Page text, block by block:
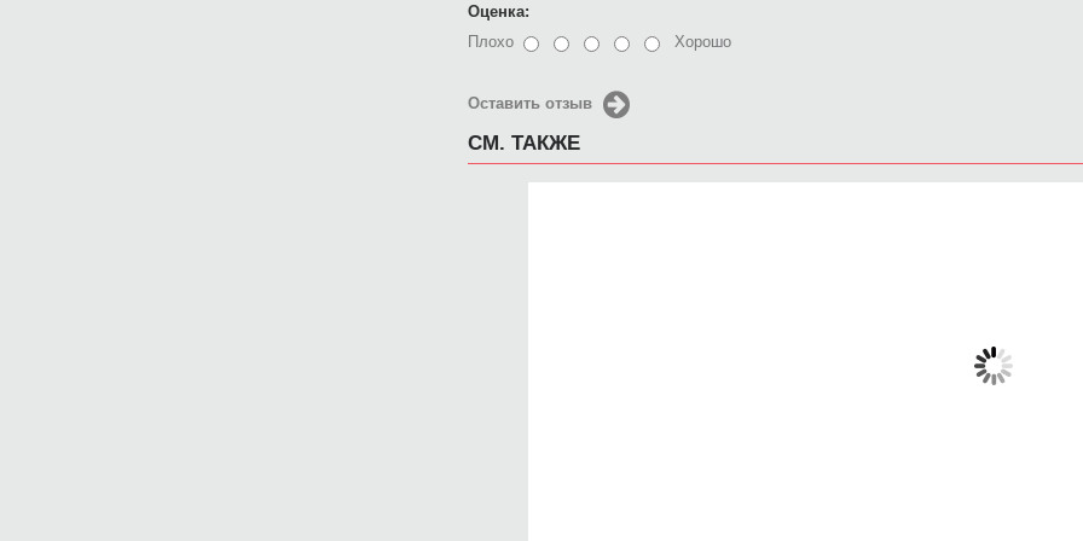
Оценка:
Плохо
Хорошо
Оставить отзыв
СМ. ТАКЖЕ